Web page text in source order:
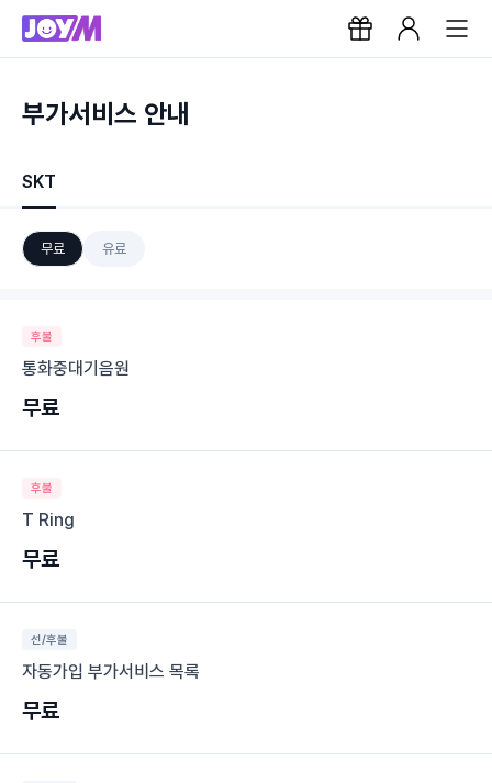
부가서비스 안내
SKT
무료 유료
후불
통화중대기음원
무료
후불
T Ring
무료
선/후불
자동가입 부가서비스 목록
무료